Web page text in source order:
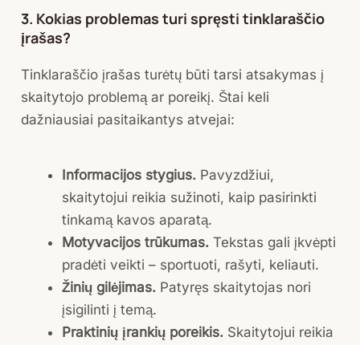
3. Kokias problemas turi spręsti tinklaraščio
įrašas?
Tinklaraščio įrašas turėtų būti tarsi atsakymas į
skaitytojo problemą ar poreikį. Štai keli
dažniausiai pasitaikantys atvejai:
Informacijos stygius. Pavyzdžiui,
skaitytojui reikia sužinoti, kaip pasirinkti
tinkamą kavos aparatą.
Motyvacijos trūkumas. Tekstas gali įkvėpti
pradėti veikti – sportuoti, rašyti, keliauti.
Žinių gilėjimas. Patyręs skaitytojas nori
įsigilinti į temą.
Praktinių įrankių poreikis. Skaitytojui reikia